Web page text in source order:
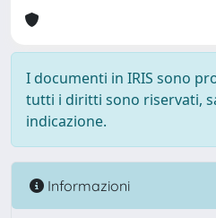
I documenti in IRIS sono
tutti i diritti sono riservati,
indicazione.
Informazioni